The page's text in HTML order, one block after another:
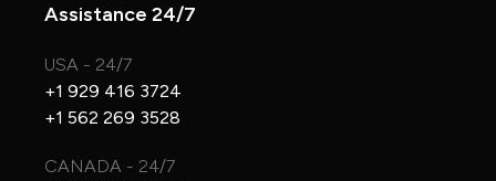
Assistance 24/7
USA - 24/7
+1 929 416 3724
+1 562 269 3528
CANADA - 24/7